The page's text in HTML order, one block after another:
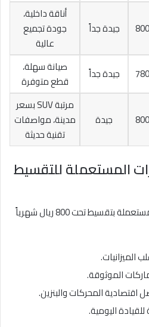
جيدة جداً
أناقة داخلية،
جودة تجميع
عالية
جيدة جداً
صيانة سهلة،
قطع متوفرة
جيدة
مرتبة SUV بسعر
مدينة، مواصفات
تقنية حديثة
المستعملة للتقسيط
من أهم مميزات اختيار سيارات مستعملة بتقسيط تحت 800 ريال شهرياً
الموثوقة.
المحركات والبنزين.
اليومية.